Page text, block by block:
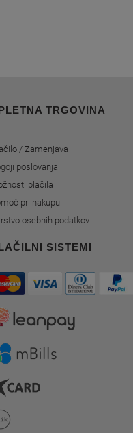
TRGOVINA
/ Zamenjava
poslovanja
plačila
pri nakupu
osebnih podatkov
SISTEMI